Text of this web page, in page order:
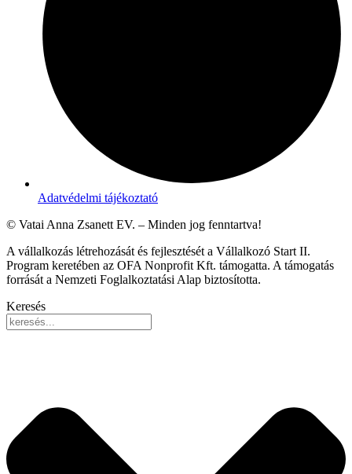
Adatvédelmi tájékoztató
© Vatai Anna Zsanett EV. – Minden jog fenntartva!
A vállalkozás létrehozását és fejlesztését a Vállalkozó Start II.
Program keretében az OFA Nonprofit Kft. támogatta. A támogatás
forrását a Nemzeti Foglalkoztatási Alap biztosította.
Keresés